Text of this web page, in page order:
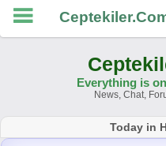
Forums
Everything is
News, Chat,
Today in